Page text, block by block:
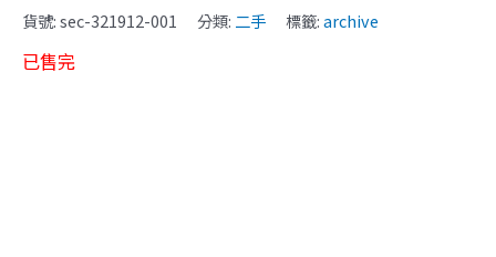
貨號:sec-321912-001 分類: 二手 標籤:archive
已售完